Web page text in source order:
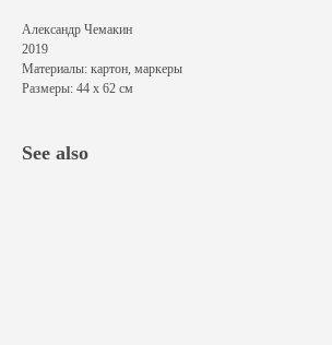
Александр Чемакин
2019
Материалы: картон, маркеры
Размеры: 44 х 62 см
See also